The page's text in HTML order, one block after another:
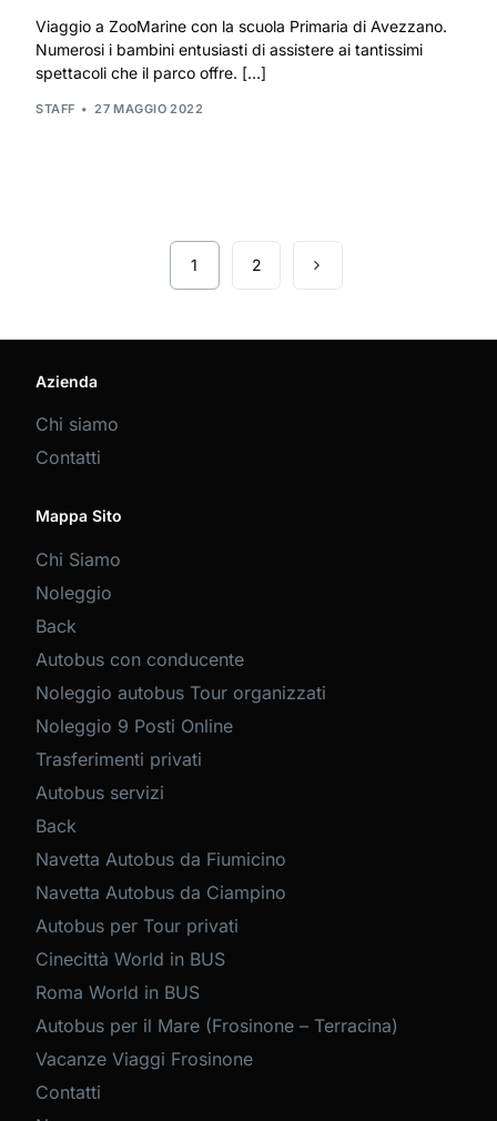
Viaggio a ZooMarine con la scuola Primaria di Avezzano.
Numerosi i bambini entusiasti di assistere ai tantissimi
spettacoli che il parco offre. […]
STAFF 27 MAGGIO 2022
1 2
Azienda
Chi siamo
Contatti
Mappa Sito
Chi Siamo
Noleggio
Back
Autobus con conducente
Noleggio autobus Tour organizzati
Noleggio 9 Posti Online
Trasferimenti privati
Autobus servizi
Back
Navetta Autobus da Fiumicino
Navetta Autobus da Ciampino
Autobus per Tour privati
Cinecittà World in BUS
Roma World in BUS
Autobus per il Mare (Frosinone – Terracina)
Vacanze Viaggi Frosinone
Contatti